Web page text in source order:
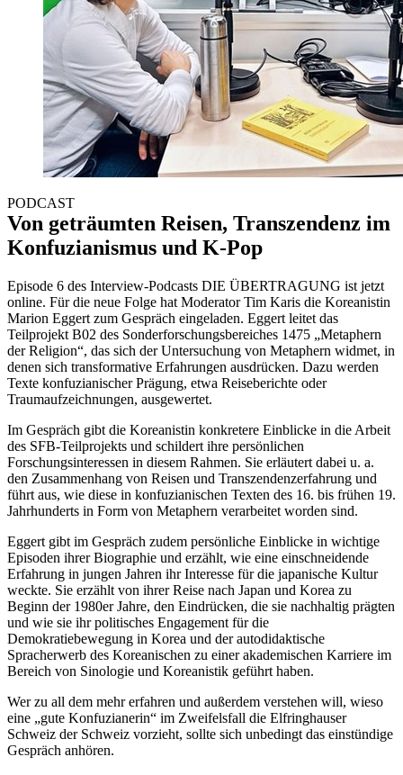
PODCAST
Von geträumten Reisen, Transzendenz im
Konfuzianismus und K-Pop
Episode 6 des Interview-Podcasts DIE ÜBERTRAGUNG ist jetzt
online. Für die neue Folge hat Moderator Tim Karis die Koreanistin
Marion Eggert zum Gespräch eingeladen. Eggert leitet das
Teilprojekt B02 des Sonderforschungsbereiches 1475 „Metaphern
der Religion“, das sich der Untersuchung von Metaphern widmet, in
denen sich transformative Erfahrungen ausdrücken. Dazu werden
Texte konfuzianischer Prägung, etwa Reiseberichte oder
Traumaufzeichnungen, ausgewertet.
Im Gespräch gibt die Koreanistin konkretere Einblicke in die Arbeit
des SFB-Teilprojekts und schildert ihre persönlichen
Forschungsinteressen in diesem Rahmen. Sie erläutert dabei u. a.
den Zusammenhang von Reisen und Transzendenzerfahrung und
führt aus, wie diese in konfuzianischen Texten des 16. bis frühen 19.
Jahrhunderts in Form von Metaphern verarbeitet worden sind.
Eggert gibt im Gespräch zudem persönliche Einblicke in wichtige
Episoden ihrer Biographie und erzählt, wie eine einschneidende
Erfahrung in jungen Jahren ihr Interesse für die japanische Kultur
weckte. Sie erzählt von ihrer Reise nach Japan und Korea zu
Beginn der 1980er Jahre, den Eindrücken, die sie nachhaltig prägten
und wie sie ihr politisches Engagement für die
Demokratiebewegung in Korea und der autodidaktische
Spracherwerb des Koreanischen zu einer akademischen Karriere im
Bereich von Sinologie und Koreanistik geführt haben.
Wer zu all dem mehr erfahren und außerdem verstehen will, wieso
eine „gute Konfuzianerin“ im Zweifelsfall die Elfringhauser
Schweiz der Schweiz vorzieht, sollte sich unbedingt das einstündige
Gespräch anhören.